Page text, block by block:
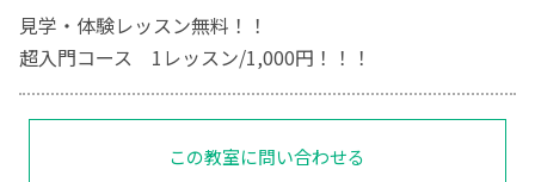
見学・体験レッスン無料！！
超入門コース 1レッスン/1,000円！！！
この教室に問い合わせる